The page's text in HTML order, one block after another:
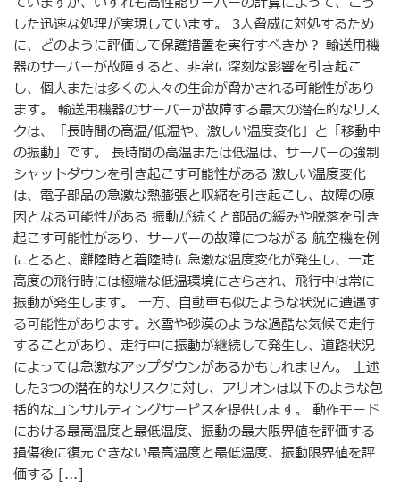
した迅速な処理が実現しています。 3大脅威に対処するため
に、どのように評価して保護措置を実行すべきか？ 輸送用機
器のサーバーが故障すると、非常に深刻な影響を引き起こ
し、個人または多くの人々の生命が脅かされる可能性があり
ます。 輸送用機器のサーバーが故障する最大の潜在的なリス
クは、「長時間の高温/低温や、激しい温度変化」と「移動中
の振動」です。 長時間の高温または低温は、サーバーの強制
シャットダウンを引き起こす可能性がある 激しい温度変化
は、電子部品の急激な熱膨張と収縮を引き起こし、故障の原
因となる可能性がある 振動が続くと部品の緩みや脱落を引き
起こす可能性があり、サーバーの故障につながる 航空機を例
にとると、離陸時と着陸時に急激な温度変化が発生し、一定
高度の飛行時には極端な低温環境にさらされ、飛行中は常に
振動が発生します。 一方、自動車も似たような状況に遭遇す
る可能性があります。氷雪や砂漠のような過酷な気候で走行
することがあり、走行中に振動が継続して発生し、道路状況
によっては急激なアップダウンがあるかもしれません。 上述
した3つの潜在的なリスクに対し、アリオンは以下のような包
括的なコンサルティングサービスを提供します。 動作モード
における最高温度と最低温度、振動の最大限界値を評価する
損傷後に復元できない最高温度と最低温度、振動限界値を評
価する [...]